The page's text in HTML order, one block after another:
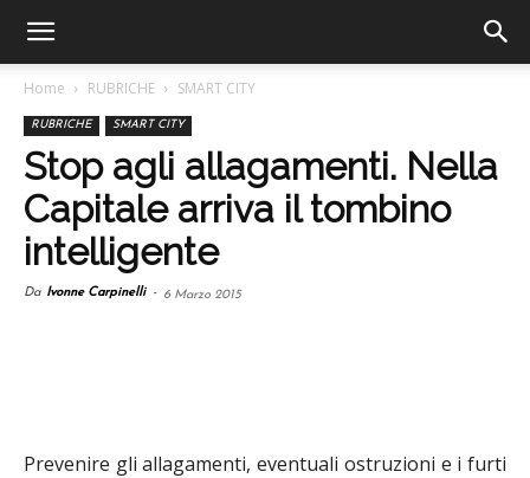
Home RUBRICHE SMART CITY
RUBRICHE SMART CITY
Stop agli allagamenti. Nella
Capitale arriva il tombino
intelligente
Da Ivonne Carpinelli - 6 Marzo 2015
Prevenire gli allagamenti, eventuali ostruzioni e i furti